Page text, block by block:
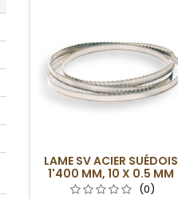
LAME SV ACIER SUÉDOIS
1'400 MM, 10 X 0.5 MM
(0)